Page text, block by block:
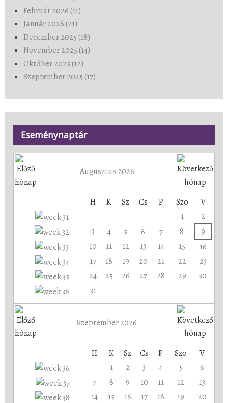
Február 2026 (11)
Január 2026 (21)
December 2025 (18)
November 2025 (14)
Október 2025 (12)
Szeptember 2025 (17)
Eseménynaptár
Augusztus 2026
H K Sz Cs P Szo
V
1
2
3
4 5 6 7 8
9
10
11 12 13 14 15
16
17
18 19 20 21 22
23
24
25 26 27 28 29
30
31
Szeptember 2026
H K Sz Cs P Szo
V
1
2 3 4 5
6
7
8 9 10 11 12
13
14
15 16 17 18 19
20